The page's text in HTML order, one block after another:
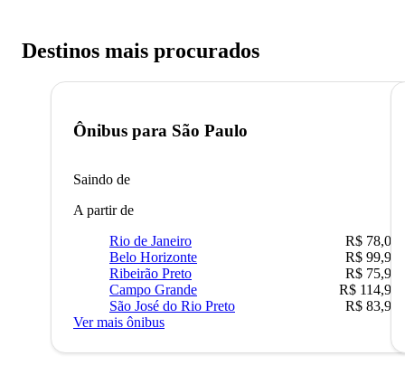
Destinos mais procurados
Ônibus para São Paulo
Saindo de
A partir de
Rio de Janeiro
R$ 78,02
Belo Horizonte
R$ 99,95
Ribeirão Preto
R$ 75,90
Campo Grande
R$ 114,90
São José do Rio Preto
R$ 83,90
Ver mais ônibus